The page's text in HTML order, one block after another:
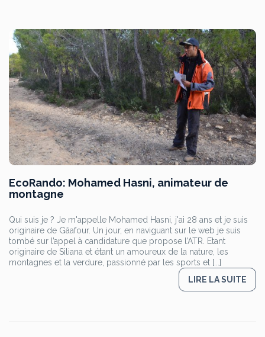
EcoRando: Mohamed Hasni, animateur de
montagne
Qui suis je ? Je m'appelle Mohamed Hasni, j'ai 28 ans et je suis
originaire de Gâafour. Un jour, en naviguant sur le web je suis
tombé sur l’appel à candidature que propose l’ATR. Etant
originaire de Siliana et étant un amoureux de la nature, les
montagnes et la verdure, passionné par les sports et [...]
LIRE LA SUITE